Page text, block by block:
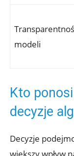
modeli
Kto
decyzje
Decyzje